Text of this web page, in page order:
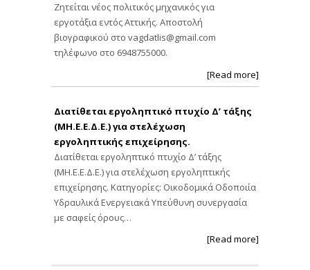
Ζητείται νέος πολιτικός μηχανικός για
εργοτάξια εντός Αττικής. Αποστολή
βιογραφικού στο vagdatlis@gmail.com
τηλέφωνο στο 6948755000.
[Read more]
Διατίθεται εργοληπτικό πτυχίο Δ’ τάξης
(ΜΗ.Ε.Ε.Δ.Ε.) για στελέχωση
εργοληπτικής επιχείρησης.
Διατίθεται εργοληπτικό πτυχίο Δ’ τάξης
(ΜΗ.Ε.Ε.Δ.Ε.) για στελέχωση εργοληπτικής
επιχείρησης. Κατηγορίες: Οικοδομικά Οδοποιία
Υδραυλικά Ενεργειακά Υπεύθυνη συνεργασία
με σαφείς όρους…
[Read more]